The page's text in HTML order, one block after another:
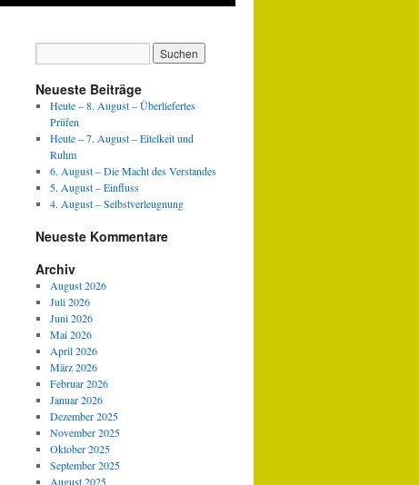
Neueste Beiträge
Heute – 8. August – Überliefertes
Prüfen
Heute – 7. August – Eitelkeit und
Ruhm
6. August – Die Macht des Verstandes
5. August – Einfluss
4. August – Selbstverleugnung
Neueste Kommentare
Archiv
August 2026
Juli 2026
Juni 2026
Mai 2026
April 2026
März 2026
Februar 2026
Januar 2026
Dezember 2025
November 2025
Oktober 2025
September 2025
August 2025